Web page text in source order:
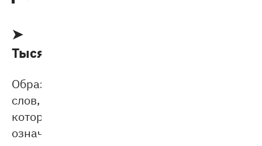
➤
Тысячи
Образование
слов,
которые
означают